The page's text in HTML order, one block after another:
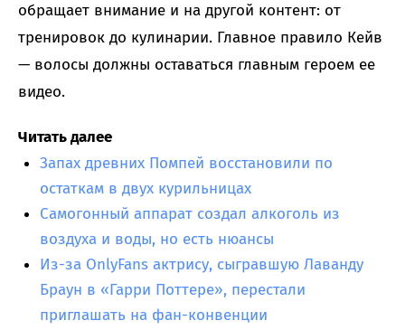
обращает внимание и на другой контент: от
тренировок до кулинарии. Главное правило Кейв
— волосы должны оставаться главным героем ее
видео.
Читать далее
Запах древних Помпей восстановили по
остаткам в двух курильницах
Самогонный аппарат создал алкоголь из
воздуха и воды, но есть нюансы
Из-за OnlyFans актрису, сыгравшую Лаванду
Браун в «Гарри Поттере», перестали
приглашать на фан-конвенции